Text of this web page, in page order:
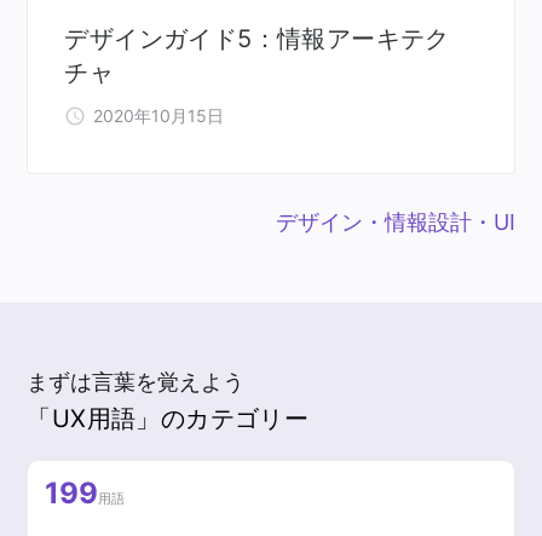
デザインガイド5：情報アーキテク
チャ
2020年10月15日
デザイン・情報設計・UI
まずは言葉を覚えよう
「UX用語」のカテゴリー
199用語